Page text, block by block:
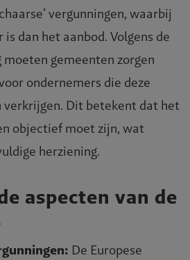
vergunningen, waarbij
dan het aanbod. Volgens de
moeten gemeenten zorgen
ondernemers die deze
Dit betekent dat het
objectief moet zijn, wat
herziening.
aspecten van de
De Europese